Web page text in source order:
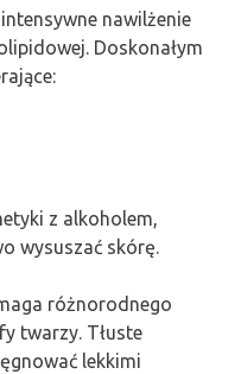
nawilżenie
Doskonałym
z alkoholem,
wysuszać skórę.
różnorodnego
twarzy. Tłuste
lekkimi